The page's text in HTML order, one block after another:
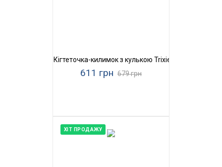
Кігтеточка-килимок з кулькою Trixie
611 грн 679 грн
ХІТ ПРОДАЖУ